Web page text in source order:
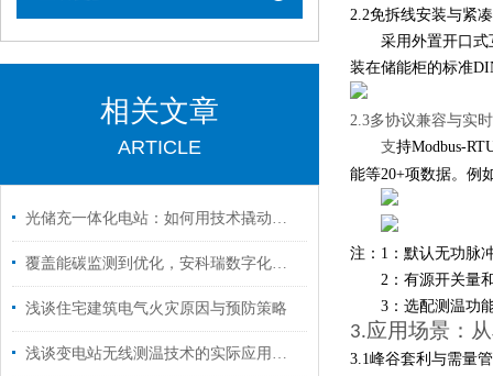
相关文章
ARTICLE
光储充一体化电站：如何用技术撬动千亿市场？
覆盖能碳监测到优化，安科瑞数字化能碳管理平台助力浙江园区零碳转型
浅谈住宅建筑电气火灾原因与预防策略
浅谈变电站无线测温技术的实际应用与产品选型
2.2免拆线安装与紧
采用外置开口式
装在储能柜的标准
2.3多协议兼容与实
支持Modbus-
能等20+项数据。例
注：1：默认无功脉
2：有源开关量
3：选配测温功
3.应用场景：
3.1峰谷套利与需量